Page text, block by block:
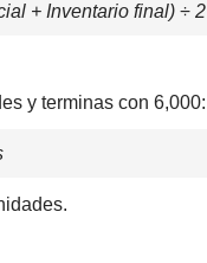
+ Inventario final) ÷ 2
y terminas con 6,000: